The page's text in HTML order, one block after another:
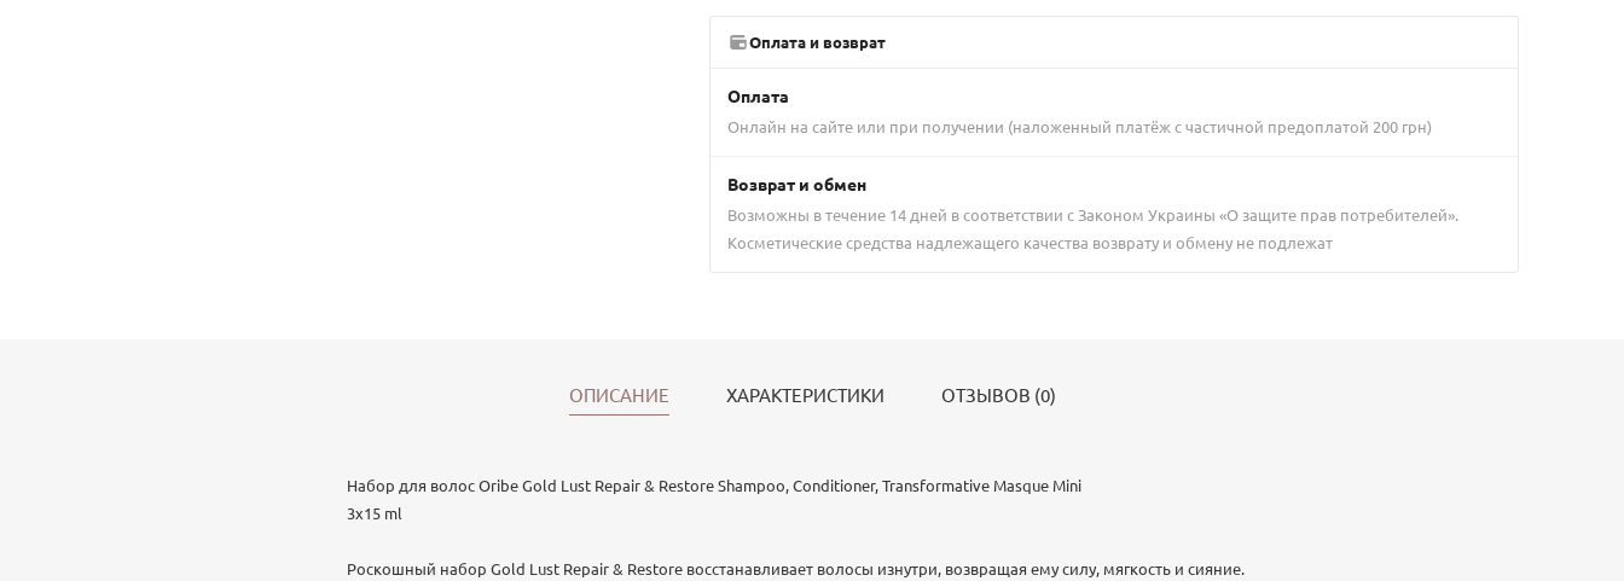
Оплата и возврат
Оплата
Онлайн на сайте или при получении (наложенный платёж с частичной предоплатой 200 грн)
Возврат и обмен
Возможны в течение 14 дней в соответствии с Законом Украины «О защите прав потребителей».
Косметические средства надлежащего качества возврату и обмену не подлежат
ОПИСАНИЕ ХАРАКТЕРИСТИКИ ОТЗЫВОВ (0)
Набор для волос Oribe Gold Lust Repair & Restore Shampoo, Conditioner, Transformative Masque Mini
3x15 ml
Роскошный набор Gold Lust Repair & Restore восстанавливает волосы изнутри, возвращая ему силу, мягкость и сияние.